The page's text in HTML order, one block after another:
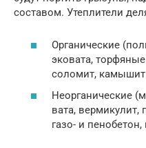
составом. Утеплители
Органические
эковата,
соломит, камышит
Неорганические
вата, вермикулит,
газо- и